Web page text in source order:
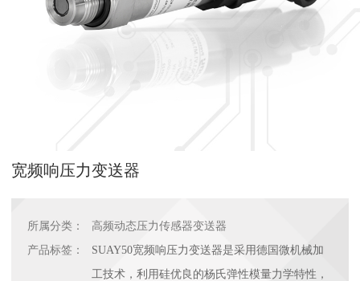
宽频响压力变送器
所属分类：
高频动态压力传感器变送器
产品标签：
SUAY50宽频响压力变送器是采用德国微机械加
工技术，利用硅优良的杨氏弹性模量力学特性，